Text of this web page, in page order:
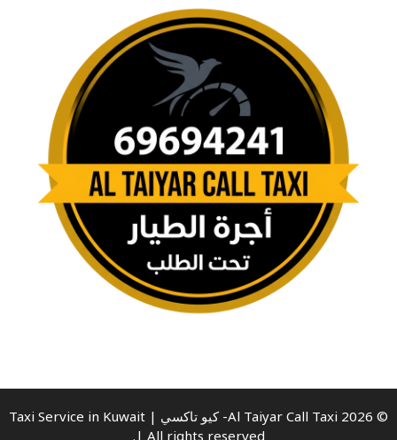
© 2026 Al Taiyar Call Taxi- كيو تاكسي | Taxi Service in Kuwait
| All rights reserved.